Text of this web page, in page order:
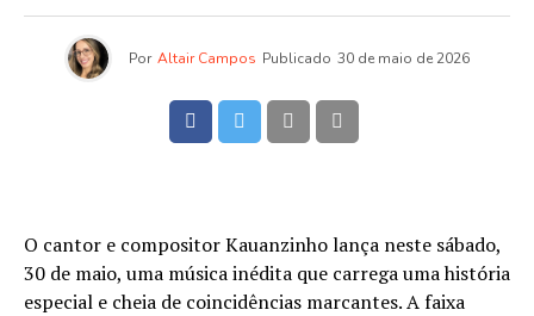
Por Altair Campos Publicado 30 de maio de 2026
O cantor e compositor Kauanzinho lança neste sábado,
30 de maio, uma música inédita que carrega uma história
especial e cheia de coincidências marcantes. A faixa